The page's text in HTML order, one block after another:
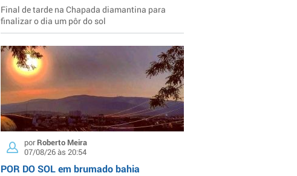
Final de tarde na Chapada diamantina para
finalizar o dia um pôr do sol
porRoberto Meira
07/08/26 às 20:54
POR DO SOL em brumado bahia